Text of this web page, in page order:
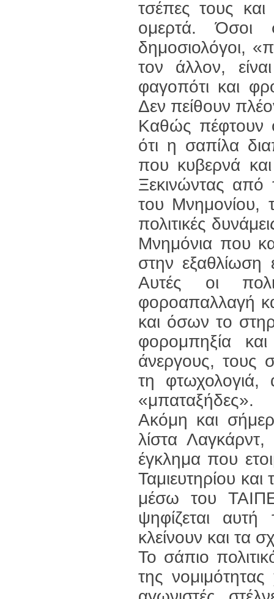
τσέπες τους
ομερτά. Όσοι
δημοσιολόγοι,
τον άλλον,
φαγοπότι και
Δεν πείθουν
Καθώς πέφτουν
ότι η σαπίλα
που κυβερνά και
Ξεκινώντας
του
πολιτικές
Μνημόνια που
στην εξαθλίωση
Αυτές οι
φοροαπαλλαγή
και όσων το
φορομπηξία
άνεργους, τους
τη
«μπαταξήδες».
Ακόμη και
λίστα Λαγκάρντ,
έγκλημα που
Ταμιευτηρίου
μέσω του
ψηφίζεται
κλείνουν και τα
Το σάπιο
της